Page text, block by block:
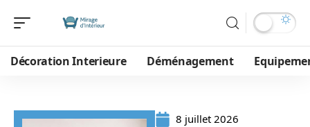
Décoration Interieure Déménagement
8 juillet 2026